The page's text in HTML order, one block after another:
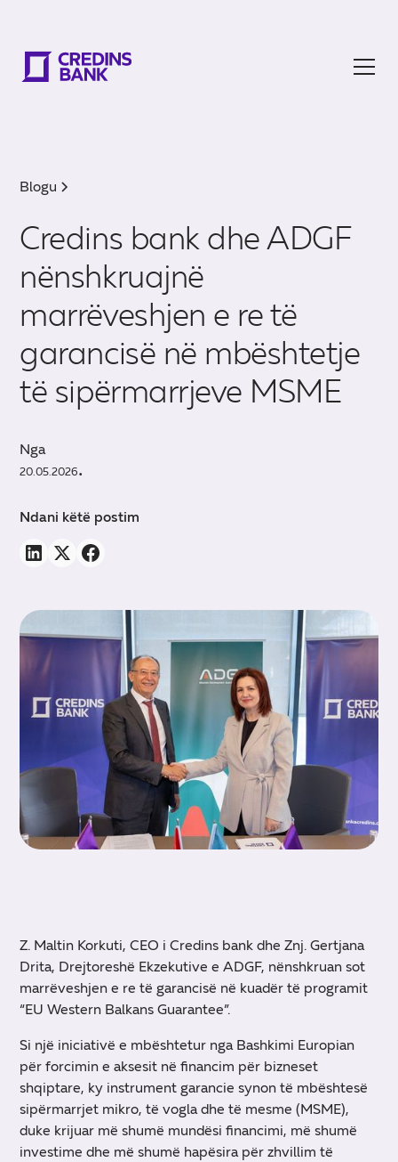
Blogu
Credins bank dhe ADGF
nënshkruajnë
marrëveshjen e re të
garancisë në mbështetje
të sipërmarrjeve MSME
Nga
20.05.2026•
Ndani këtë postim
Z. Maltin Korkuti, CEO i Credins bank dhe Znj. Gertjana
Drita, Drejtoreshë Ekzekutive e ADGF, nënshkruan sot
marrëveshjen e re të garancisë në kuadër të programit
“EU Western Balkans Guarantee”.
Si një iniciativë e mbështetur nga Bashkimi Europian
për forcimin e aksesit në financim për bizneset
shqiptare, ky instrument garancie synon të mbështesë
sipërmarrjet mikro, të vogla dhe të mesme (MSME),
duke krijuar më shumë mundësi financimi, më shumë
investime dhe më shumë hapësira për zhvillim të